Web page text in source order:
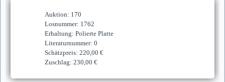
Auktion: 170
Losnummer: 1762
Erhaltung: Polierte Platte
Literaturnummer: 0
Schätzpreis: 220,00 €
Zuschlag: 230,00 €